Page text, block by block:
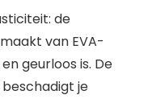
de
van EVA-
geurloos is. De
je